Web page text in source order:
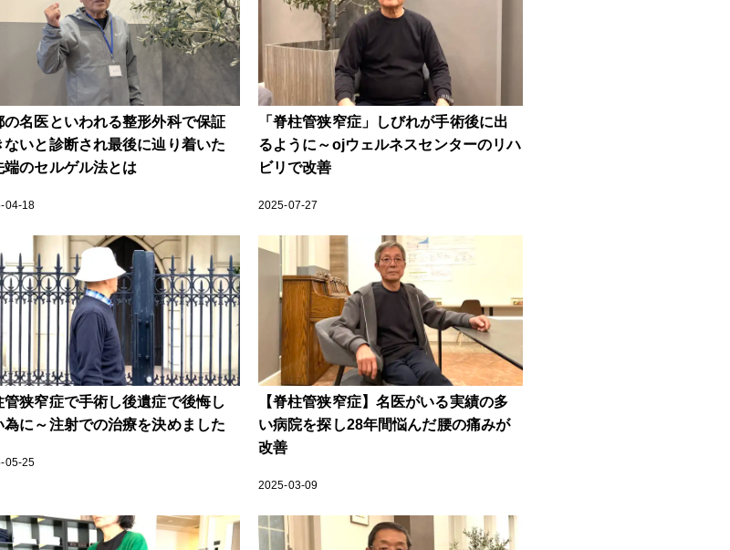
の名医といわれる整形外科で保証
ないと診断され最後に辿り着いた
端のセルゲル法とは
04-18
「脊柱管狭窄症」しびれが手術後に出
るように～ojウェルネスセンターのリハ
ビリで改善
2025-07-27
管狭窄症で手術し後遺症で後悔し
為に～注射での治療を決めました
05-25
【脊柱管狭窄症】名医がいる実績の多
い病院を探し28年間悩んだ腰の痛みが
改善
2025-03-09